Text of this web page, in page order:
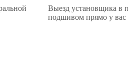
Выезд установщика в
подшивом прямо у вас